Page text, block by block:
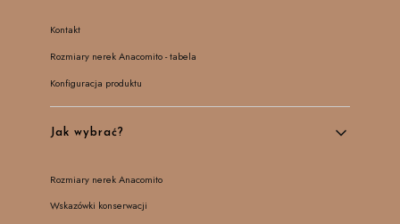
Kontakt
Rozmiary nerek Anacomito - tabela
Konfiguracja produktu
Jak wybrać?
Rozmiary nerek Anacomito
Wskazówki konserwacji